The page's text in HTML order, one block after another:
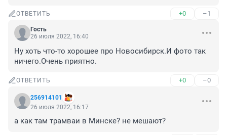
ОТВЕТИТЬ +0 –1
Гость
26 июля 2022, 16:40
Ну хоть что-то хорошее про Новосибирск.И фото так
ничего.Очень приятно.
ОТВЕТИТЬ +0 –0
256914101
26 июля 2022, 16:17
а как там трамваи в Минске? не мешают?